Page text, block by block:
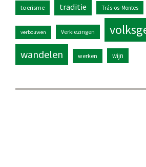
toerisme traditie Trás-os-Montes
verbouwen Verkiezingen
wandelen werken wijn